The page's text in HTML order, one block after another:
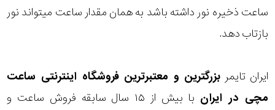
ساعت ذخیره نور داشته باشد به همان مقدار ساعت میتواند نور
بازتاب دهد.
ایران تایمر بزرگترین و معتبرترین فروشگاه اینترنتی ساعت
مچی در ایران
با بیش از ۱۵ سال سابقه فروش ساعت و
برابر
آب
شکل
قاب